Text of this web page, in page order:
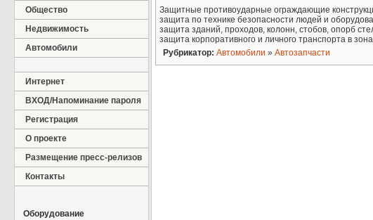
Общество
Недвижимость
Автомобили
Интернет
ВХОД/Напоминание пароля
Регистрация
О проекте
Размещение пресс-релизов
Контакты
Оборудование
Защитные противоударные ограждающие
защита по технике безопасности людей и
защита зданий, проходов, колонн, стобов, опорб
защита корпоративного и личного транспорта в
Рубрикатор: Автомобили » Автозапчасти